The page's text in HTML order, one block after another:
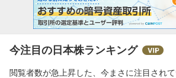
今注目の日本株ランキング
閲覧者数が急上昇した、今まさに注目され